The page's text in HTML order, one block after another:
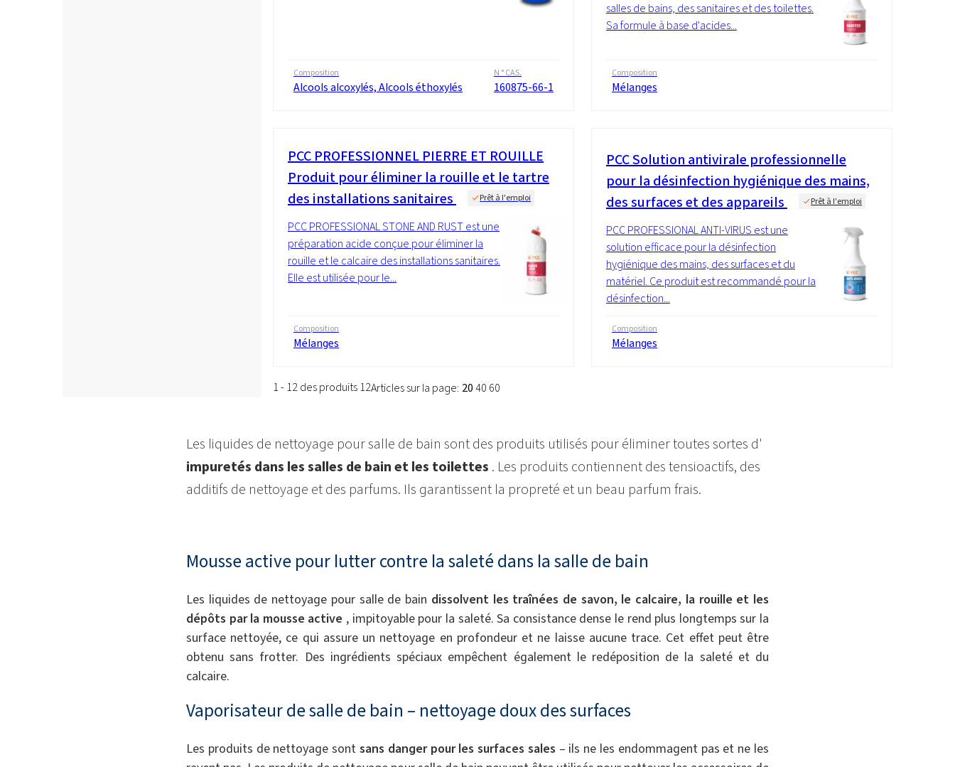
Composition
Alcools alcoxylés, Alcools éthoxylés
N ° CAS.
160875-66-1
salles de bains, des sanitaires et des toilettes.
Sa formule à base d'acides...
Composition
Mélanges
PCC PROFESSIONNEL PIERRE ET ROUILLE
Produit pour éliminer la rouille et le tartre
des installations sanitaires
Prêt à l'emploi
PCC PROFESSIONAL STONE AND RUST est une
préparation acide conçue pour éliminer la
rouille et le calcaire des installations sanitaires.
Elle est utilisée pour le...
Composition
Mélanges
PCCSolution antivirale professionnelle
pour la désinfection hygiénique des mains,
des surfaces et des appareils
Prêt à l'emploi
PCC PROFESSIONAL ANTI-VIRUS est une
solution efficace pour la désinfection
hygiénique des mains, des surfaces et du
matériel. Ce produit est recommandé pour la
désinfection...
Composition
Mélanges
1 - 12 des produits 12Articles sur la page: 2040 60
Les liquides de nettoyage pour salle de bain sont des produits utilisés pour éliminer toutes sortes d'
impuretés dans les salles de bain et les toilettes . Les produits contiennent des tensioactifs, des
additifs de nettoyage et des parfums. Ils garantissent la propreté et un beau parfum frais.
Mousse active pour lutter contre la saleté dans la salle de bain
Les liquides de nettoyage pour salle de bain dissolvent les traînées de savon, le calcaire, la rouille et les
dépôts par la mousse active , impitoyable pour la saleté. Sa consistance dense le rend plus longtemps sur la
surface nettoyée, ce qui assure un nettoyage en profondeur et ne laisse aucune trace. Cet effet peut être
obtenu sans frotter. Des ingrédients spéciaux empêchent également le redéposition de la saleté et du
calcaire.
Vaporisateur de salle de bain – nettoyage doux des surfaces
Les produits de nettoyage sont sans danger pour les surfaces sales – ils ne les endommagent pas et ne les